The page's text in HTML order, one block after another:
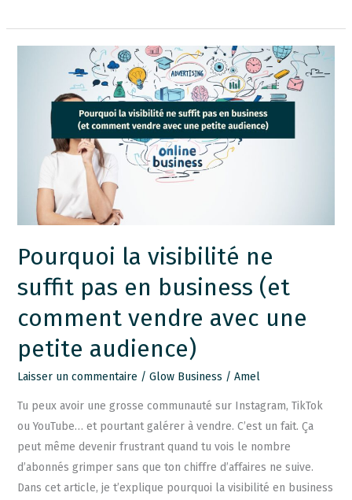
Pourquoi la visibilité ne
suffit pas en business (et
comment vendre avec une
petite audience)
Laisser un commentaire / Glow Business / Amel
Tu peux avoir une grosse communauté sur Instagram, TikTok
ou YouTube… et pourtant galérer à vendre. C’est un fait. Ça
peut même devenir frustrant quand tu vois le nombre
d’abonnés grimper sans que ton chiffre d’affaires ne suive.
Dans cet article, je t’explique pourquoi la visibilité en business
visibilité
business
vendre
avec
petite
audience)